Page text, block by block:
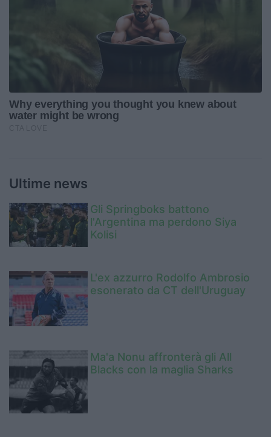
Ultime news
Gli Springboks battono
l'Argentina ma perdono Siya
Kolisi
L'ex azzurro Rodolfo Ambrosio
esonerato da CT dell'Uruguay
Ma'a Nonu affronterà gli All
Blacks con la maglia Sharks